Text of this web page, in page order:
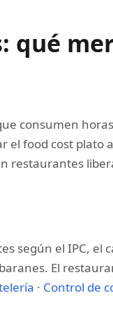
qué
consumen
food cost plato
restaurantes
según el IPC, el
El
· Control de